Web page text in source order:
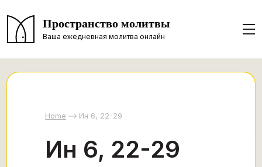
Пространство молитвы
Ваша ежедневная молитва онлайн
Home Ин 6, 22-29
Ин 6, 22-29